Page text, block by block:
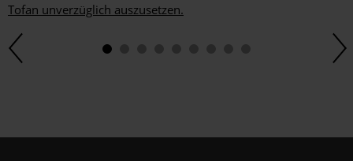
Tofan unverzüglich auszusetzen.